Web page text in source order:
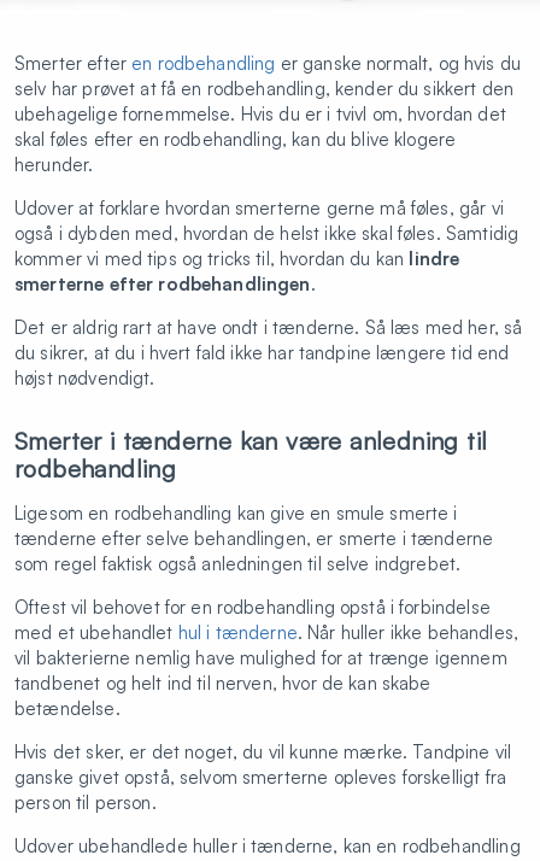
Smerter efter en rodbehandling er ganske normalt, og hvis du
selv har prøvet at få en rodbehandling, kender du sikkert den
ubehagelige fornemmelse. Hvis du er i tvivl om, hvordan det
skal føles efter en rodbehandling, kan du blive klogere
herunder.
Udover at forklare hvordan smerterne gerne må føles, går vi
også i dybden med, hvordan de helst ikke skal føles. Samtidig
kommer vi med tips og tricks til, hvordan du kan lindre
smerterne efter rodbehandlingen.
Det er aldrig rart at have ondt i tænderne. Så læs med her, så
du sikrer, at du i hvert fald ikke har tandpine længere tid end
højst nødvendigt.
Smerter i tænderne kan være anledning til
rodbehandling
Ligesom en rodbehandling kan give en smule smerte i
tænderne efter selve behandlingen, er smerte i tænderne
som regel faktisk også anledningen til selve indgrebet.
Oftest vil behovet for en rodbehandling opstå i forbindelse
med et ubehandlet hul i tænderne. Når huller ikke behandles,
vil bakterierne nemlig have mulighed for at trænge igennem
tandbenet og helt ind til nerven, hvor de kan skabe
betændelse.
Hvis det sker, er det noget, du vil kunne mærke. Tandpine vil
ganske givet opstå, selvom smerterne opleves forskelligt fra
person til person.
Udover ubehandlede huller i tænderne, kan en rodbehandling